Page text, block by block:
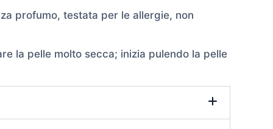
profumo, testata per le allergie, non
la pelle molto secca; inizia pulendo la pelle